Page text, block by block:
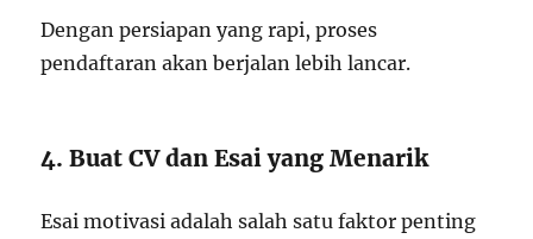
Dengan persiapan yang rapi, proses
pendaftaran akan berjalan lebih lancar.
4. Buat CV dan Esai yang Menarik
Esai motivasi adalah salah satu faktor penting